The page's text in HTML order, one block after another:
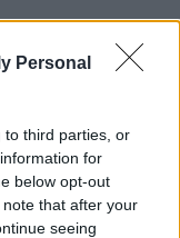
Personal
to third parties, or
for
below opt-out
that after your
seeing
suspende
com
registradas são
em andamento
estado de
regular